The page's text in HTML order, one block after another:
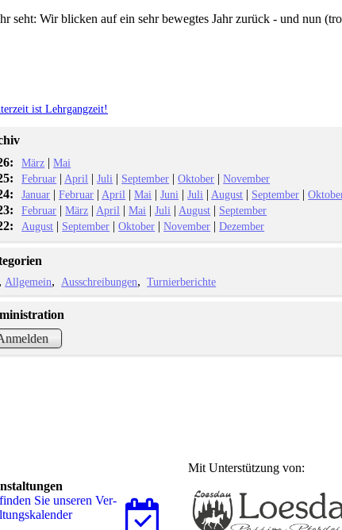
seht: Wir blicken auf ein sehr bewegtes Jahr zurück - und nun
ist Lehrgangzeit!
März |Mai
Februar | April |Juli | September |Oktober |November
Januar |Februar | April |Mai |Juni |Juli | August | September |
Februar |März | April |Mai |Juli | August | September
August | September |Oktober |November |Dezember
Allgemein Ausschreibungen Turnierberichte
Sie unseren Ver­
Mit Unterstützung von: